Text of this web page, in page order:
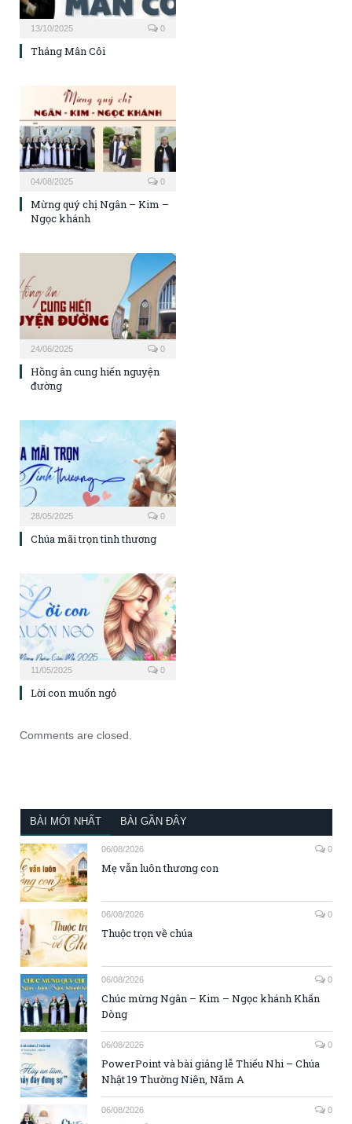
13/10/2025 0
Tháng Mân Côi
04/08/2025 0
Mừng quý chị Ngân – Kim –
Ngọc khánh
24/06/2025 0
Hồng ân cung hiến nguyện
đường
28/05/2025 0
Chúa mãi trọn tình thương
11/05/2025 0
Lời con muốn ngỏ
Comments are closed.
BÀI MỚI NHẤT BÀI GẦN ĐÂY
06/08/2026 0
Mẹ vẫn luôn thương con
06/08/2026 0
Thuộc trọn về chúa
06/08/2026 0
Chúc mừng Ngân – Kim – Ngọc khánh Khấn
Dòng
06/08/2026 0
PowerPoint và bài giảng lễ Thiếu Nhi – Chúa
Nhật 19 Thường Niên, Năm A
06/08/2026 0